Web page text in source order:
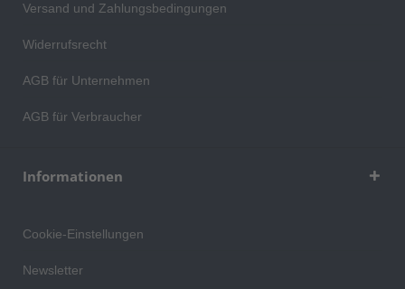
Versand und Zahlungsbedingungen
Widerrufsrecht
AGB für Unternehmen
AGB für Verbraucher
Informationen
Cookie-Einstellungen
Newsletter